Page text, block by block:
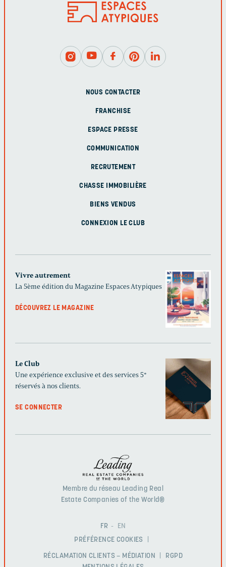
NOUS CONTACTER
FRANCHISE
ESPACE PRESSE
COMMUNICATION
RECRUTEMENT
CHASSE IMMOBILIÈRE
BIENS VENDUS
CONNEXION LE CLUB
Vivre autrement
La 5ème édition du Magazine Espaces Atypiques
DÉCOUVREZ LE MAGAZINE
Le Club
Une expérience exclusive et des services 5*
réservés à nos clients.
SE CONNECTER
Membre du réseau Leading Real
Estate Companies of the World®
FR
EN
PRÉFÉRENCE COOKIES
RÉCLAMATION CLIENTS – MÉDIATION
RGPD